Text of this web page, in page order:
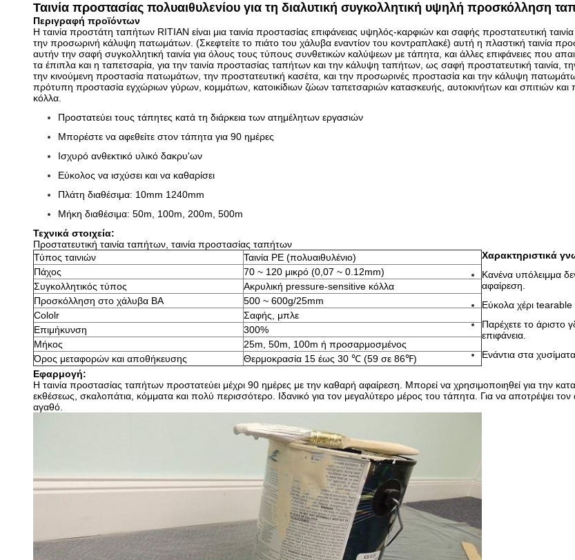
Ταινία προστασίας πολυαιθυλενίου για τη διαλυτική συγκολλητική υψηλή προσκόλληση
Περιγραφή προϊόντων
Η ταινία προστάτη ταπήτων RITIAN είναι μια ταινία προστασίας επιφάνειας υψηλός-καρφιών και σαφής προστατευτική
την προσωρινή κάλυψη πατωμάτων. (Σκεφτείτε το πιάτο του χάλυβα εναντίον του κοντραπλακέ) αυτή η πλαστική ταινία
αυτήν την σαφή συγκολλητική ταινία για όλους τους τύπους συνθετικών καλύψεων με τάπητα, και άλλες επιφάνειες που
τα έπιπλα και η ταπετσαρία, για την ταινία προστασίας ταπήτων και την κάλυψη ταπήτων, ως σαφή προστατευτική ταινία,
την κινούμενη προστασία πατωμάτων, την προστατευτική κασέτα, και την προσωρινές προστασία και την κάλυψη
πρότυπη προστασία εγχώριων γύρων, κομμάτων, κατοικίδιων ζώων ταπετσαριών κατασκευής, αυτοκινήτων και σπιτιών και
κόλλα.
Προστατεύει τους τάπητες κατά τη διάρκεια των ατημέλητων εργασιών
Μπορέστε να αφεθείτε στον τάπητα για 90 ημέρες
Ισχυρό ανθεκτικό υλικό δακρυ'ων
Εύκολος να ισχύσει και να καθαρίσει
Πλάτη διαθέσιμα: 10mm 1240mm
Μήκη διαθέσιμα: 50m, 100m, 200m, 500m
Τεχνικά στοιχεία:
Προστατευτική ταινία ταπήτων, ταινία προστασίας ταπήτων
Τύπος ταινιών
Ταινία PE (πολυαιθυλένιο)
Πάχος
70 ~ 120 μικρό (0,07 ~ 0.12mm)
Συγκολλητικός τύπος
Ακρυλική pressure-sensitive κόλλα
Προσκόλληση στο χάλυβα BA
500 ~ 600g/25mm
Cololr
Σαφής, μπλε
Επιμήκυνση
300%
Μήκος
25m, 50m, 100m ή προσαρμοσμένος
Όρος μεταφορών και αποθήκευσης
Θερμοκρασία 15 έως 30 ℃ (59 σε 86℉)
Χαρακτηριστικά
Κανένα υπόλειμμα
αφαίρεση.
Εύκολα χέρι tearable
Παρέχετε το άριστο
επιφάνεια.
Ενάντια στα
Εφαρμογή:
Η ταινία προστασίας ταπήτων προστατεύει μέχρι 90 ημέρες με την καθαρή αφαίρεση. Μπορεί να χρησιμοποιηθεί για την
εκθέσεως, σκαλοπάτια, κόμματα και πολύ περισσότερο. Ιδανικό για τον μεγαλύτερο μέρος του τάπητα. Για να αποτρέψει
αγαθό.